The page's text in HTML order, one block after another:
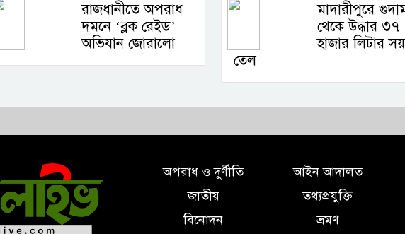
রাজধানীতে অপরাধ
দমনে ‘ব্লক রেইড’
অভিযান জোরালো
মাদারীপুরে
থেকে উদ্ধার ৩৭
হাজার লিটার
তেল
অপরাধ ও দুর্ণীতি আইন আদালত
জাতীয়
তথ্যপ্রযুক্তি
বিনোদন
ভ্রমণ